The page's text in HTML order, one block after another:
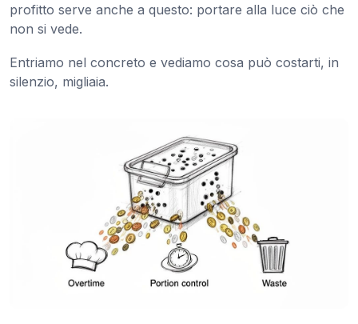
profitto serve anche a questo: portare alla luce ciò che
non si vede.
Entriamo nel concreto e vediamo cosa può costarti, in
silenzio, migliaia.